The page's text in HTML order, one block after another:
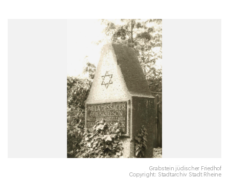
Grabstein jüdischer Friedhof
Copyright: Stadtarchiv Stadt Rheine